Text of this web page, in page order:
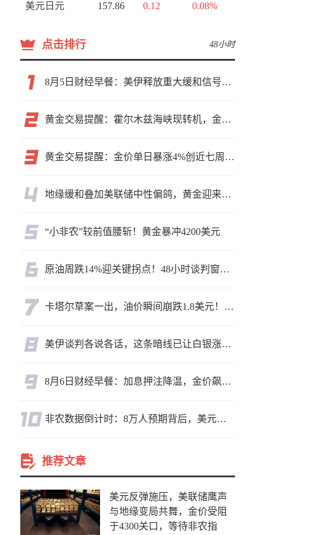
美元日元 157.86 0.12 0.08%
点击排行 48小时
8月5日财经早餐：美伊释放重大缓和信号，现货黄金高位持稳，美油重挫超6%
黄金交易提醒：霍尔木兹海峡现转机，金价小幅反弹，能否借就业数据再上新台阶？
黄金交易提醒：金价单日暴涨4%创近七周新高，加息预期降温叠加霍尔木兹“暂停信号”，牛市重启了？
地缘缓和叠加美联储中性偏鸽，黄金迎来上行窗口
“小非农”较前值腰斩！黄金暴冲4200美元
原油周跌14%迎关键拐点！48小时谈判窗口，暗藏行情变数
卡塔尔草案一出，油价瞬间崩跌1.8美元！海峡真要通了？
美伊谈判各说各话，这条暗线已让白银涨疯了
8月6日财经早餐：加息押注降温，金价飙升至近两个月高位，地缘缓和预期，美油75关口拉锯
非农数据倒计时：8万人预期背后，美元方向面临重新选择
推荐文章
美元反弹施压，美联储鹰声
与地缘变局共舞，金价受阻
于4300关口，等待非农指